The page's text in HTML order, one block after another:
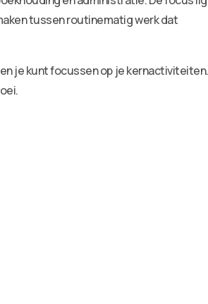
tussen routinematig werk dat
je kunt focussen op je kernactiviteiten.